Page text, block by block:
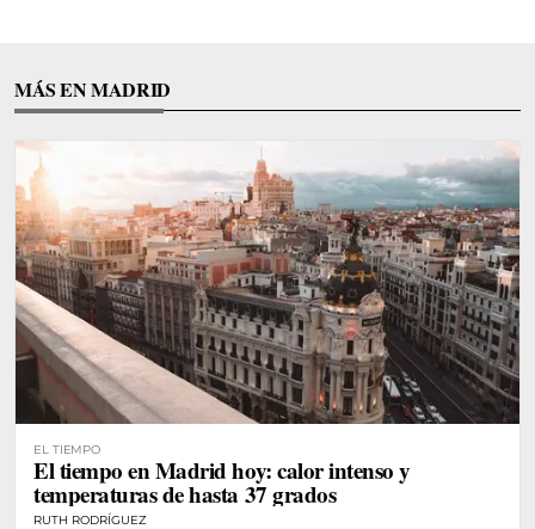
MÁS EN MADRID
EL TIEMPO
El tiempo en Madrid hoy: calor intenso y
temperaturas de hasta 37 grados
RUTH RODRÍGUEZ